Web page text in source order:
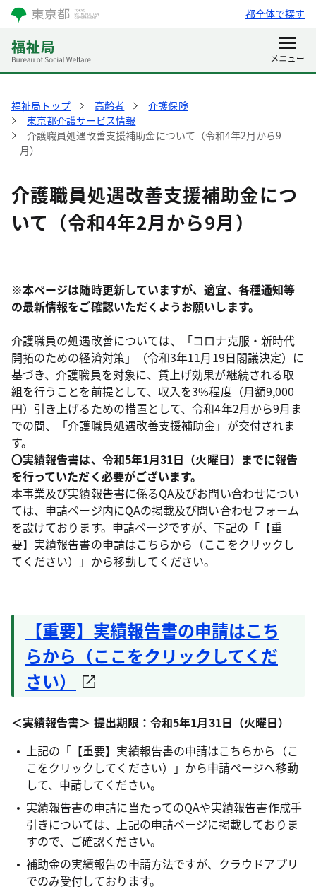
都全体で探す
福祉局トップ 高齢者
介護保険
東京都介護サービス情報
介護職員処遇改善支援補助金について（令和4年2月から9
月）
介護職員処遇改善支援補助金につ
いて（令和4年2月から9月）
※本ページは随時更新していますが、適宜、各種通知等
の最新情報をご確認いただくようお願いします。
介護職員の処遇改善については、「コロナ克服・新時代
開拓のための経済対策」（令和3年11月19日閣議決定）に
基づき、介護職員を対象に、賃上げ効果が継続される取
組を行うことを前提として、収入を3%程度（月額9,000
円）引き上げるための措置として、令和4年2月から9月ま
での間、「介護職員処遇改善支援補助金」が交付されま
す。
〇実績報告書は、令和5年1月31日（火曜日）までに報告
を行っていただく必要がございます。
本事業及び実績報告書に係るQA及びお問い合わせについ
ては、申請ページ内にQAの掲載及び問い合わせフォーム
を設けております。申請ページですが、下記の「【重
要】実績報告書の申請はこちらから（ここをクリックし
てください）」から移動してください。
【重要】実績報告書の申請はこち
らから（ここをクリックしてくだ
さい）
＜実績報告書＞ 提出期限：令和5年1月31日（火曜日）
上記の「【重要】実績報告書の申請はこちらから（こ
こをクリックしてください）」から申請ページへ移動
して、申請してください。
実績報告書の申請に当たってのQAや実績報告書作成手
引きについては、上記の申請ページに掲載しておりま
すので、ご確認ください。
補助金の実績報告の申請方法ですが、クラウドアプリ
でのみ受付しております。